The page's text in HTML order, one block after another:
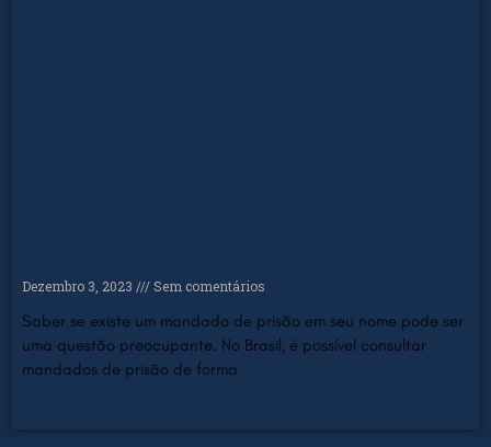
Dezembro 3, 2023 Sem comentários
Saber se existe um mandado de prisão em seu nome pode ser
uma questão preocupante. No Brasil, é possível consultar
mandados de prisão de forma